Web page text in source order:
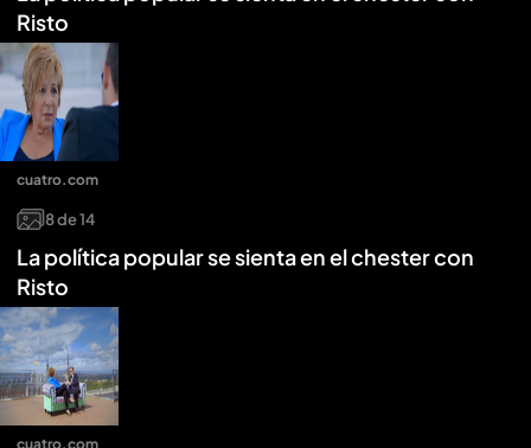
Risto
8de14
La política popular se sienta en el chester con
Risto
cuatro.com
cuatro.com